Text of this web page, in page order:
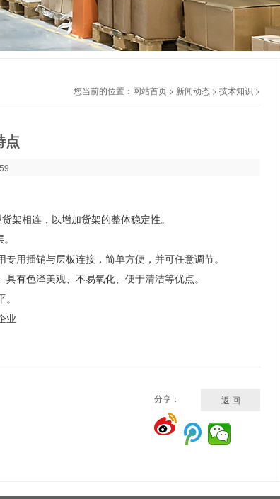
您当前的位置： 网站首页 > 新闻动态 > 技术知识 >
点
架相连，以增加货架的整体稳定性。
用插销与层板连接，简单方便，并可任意调节。
有色泽美观、不易氧化、便于清洁等优点。
业
返 回
分享：